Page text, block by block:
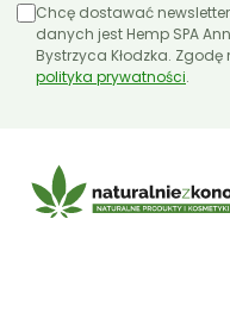
Chcę dostawać
danych jest Hemp SPA
Bystrzyca Kłodzka.
polityka prywatności.